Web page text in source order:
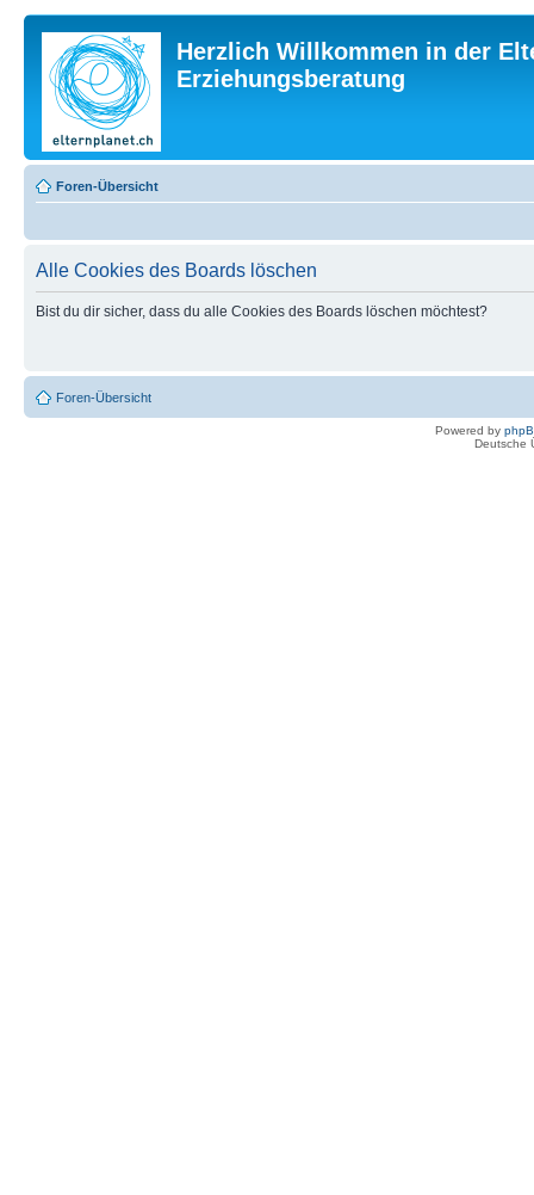
Herzlich Willkommen in der
Erziehungsberatung
Foren-Übersicht
Alle Cookies des Boards löschen
Bist du dir sicher, dass du alle Cookies des Boards löschen möchtest?
Foren-Übersicht
Powered by
Deutsche